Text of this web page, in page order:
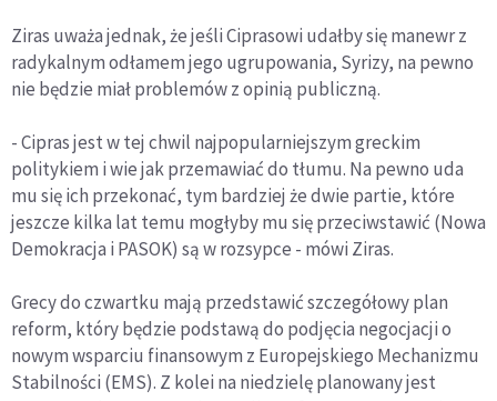
Ziras uważa jednak, że jeśli Ciprasowi udałby się manewr z
radykalnym odłamem jego ugrupowania, Syrizy, na pewno
nie będzie miał problemów z opinią publiczną.
- Cipras jest w tej chwil najpopularniejszym greckim
politykiem i wie jak przemawiać do tłumu. Na pewno uda
mu się ich przekonać, tym bardziej że dwie partie, które
jeszcze kilka lat temu mogłyby mu się przeciwstawić (Nowa
Demokracja i PASOK) są w rozsypce - mówi Ziras.
Grecy do czwartku mają przedstawić szczegółowy plan
reform, który będzie podstawą do podjęcia negocjacji o
nowym wsparciu finansowym z Europejskiego Mechanizmu
Stabilności (EMS). Z kolei na niedzielę planowany jest